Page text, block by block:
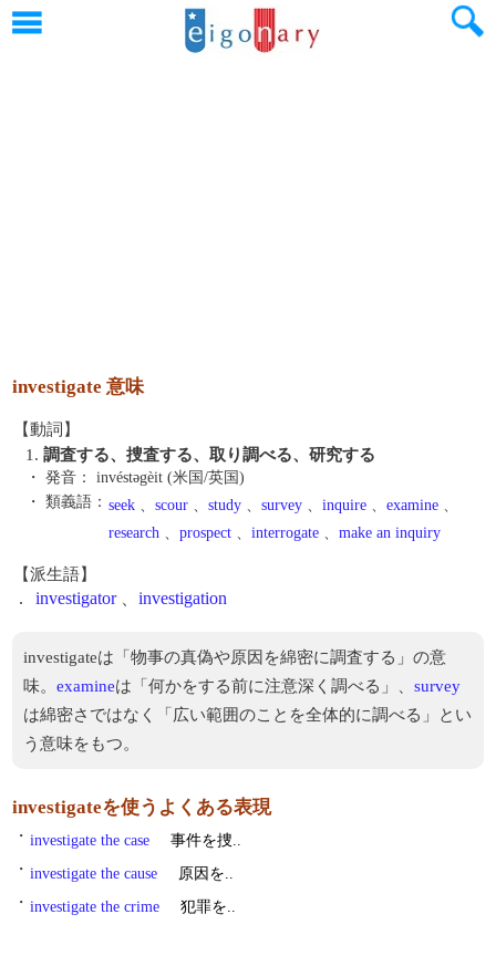
investigate 意味
【動詞】
1. 調査する、捜査する、取り調べる、研究する
・ 発音：
invéstəgèit (米国/英国)
・ 類義語： seek 、 scour 、 study 、 survey 、 inquire 、 examine 、
research 、 prospect 、 interrogate 、 make an inquiry
【派生語】
. investigator、 investigation
investigateは「物事の真偽や原因を綿密に調査する」の意
味。 examineは「何かをする前に注意深く調べる」、 survey
は綿密さではなく「広い範囲のことを全体的に調べる」とい
う意味をもつ。
investigateを使うよくある表現
・ investigate the case
事件を捜..
・ investigate the cause
原因を..
・ investigate the crime 犯罪を..